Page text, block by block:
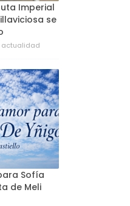
Imperial
se
actualidad
Sofía
de Meli